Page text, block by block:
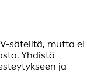
säteiltä, mutta ei
Yhdistä
ja